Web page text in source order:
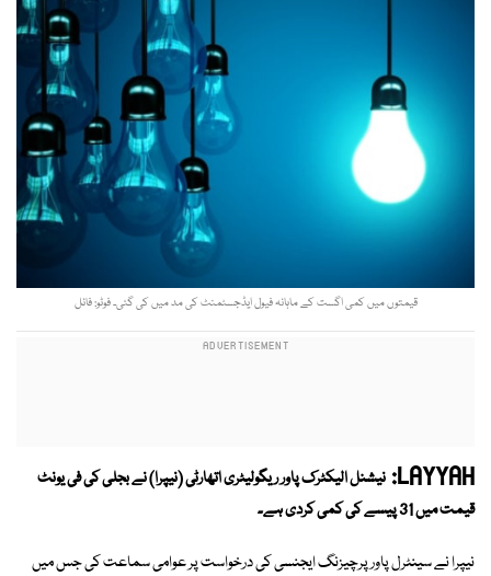
قیمتوں میں کمی اگست کے ماہانہ فیول ایڈجسٹمنٹ کی مد میں کی گئی۔ فوٹو: فائل
LAYYAH: نیشنل الیکٹرک پاور ریگولیٹری اتھارٹی (نیپرا) نے بجلی کی فی یونٹ
قیمت میں 31 پیسے کی کمی کردی ہے۔
نیپرا نے سینٹرل پاور پرچیزنگ ایجنسی کی درخواست پر عوامی سماعت کی جس میں